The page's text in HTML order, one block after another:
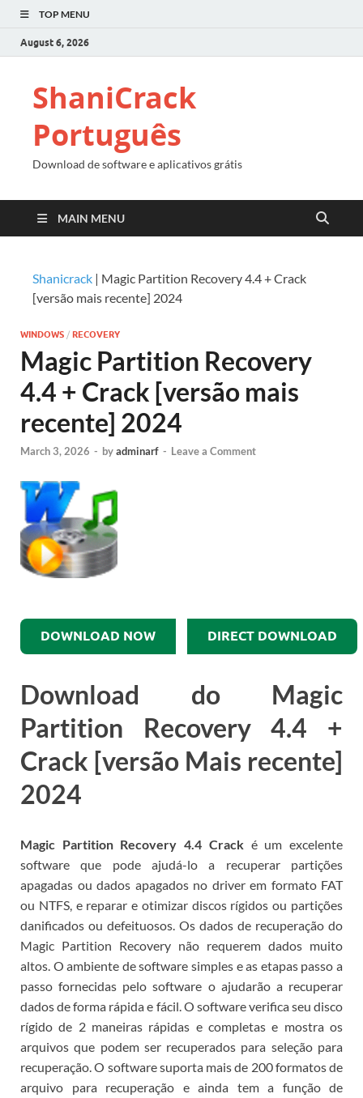
TOP MENU
August 6, 2026
ShaniCrack
Português
Download de software e aplicativos grátis
MAIN MENU
Shanicrack | Magic Partition Recovery 4.4 + Crack
[versão mais recente] 2024
WINDOWS / RECOVERY
Magic Partition Recovery
4.4 + Crack [versão mais
recente] 2024
March 3, 2026 - byadminarf - Leave a Comment
DOWNLOAD NOW DIRECT DOWNLOAD
Download do Magic
Partition Recovery 4.4 +
Crack [versão Mais recente]
2024
Magic Partition Recovery 4.4 Cracké um excelente
software que pode ajudá-lo a recuperar partições
apagadas ou dados apagados no driver em formato FAT
ou NTFS, e reparar e otimizar discos rígidos ou partições
danificados ou defeituosos. Os dados de recuperação do
Magic Partition Recovery não requerem dados muito
altos. O ambiente de software simples e as etapas passo a
passo fornecidas pelo software o ajudarão a recuperar
dados de forma rápida e fácil.O software verifica seu disco
rígido de 2 maneiras rápidas e completas e mostra os
arquivos que podem ser recuperados para seleção para
recuperação.O software suporta mais de 200 formatos de
arquivo para recuperação e ainda tem a função de